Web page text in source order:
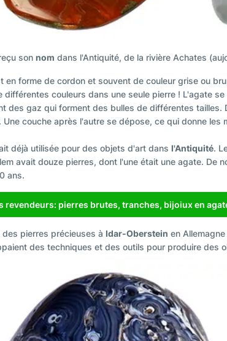
son nom dans l'Antiquité, de la rivière Achates
en forme de cordon et souvent de couleur grise ou
différentes couleurs dans une seule pierre ! L'agate
des gaz qui forment des bulles de différentes
Une couche après l'autre se dépose, ce qui donne
déjà utilisée pour des objets d'art dans l'Antiquité.
avait douze pierres, dont l'une était une agate. De
ans.
revendeurs: pierres brutes, tranches, bijoiux en
des pierres précieuses à Idar-Oberstein en
des techniques et des outils pour produire des